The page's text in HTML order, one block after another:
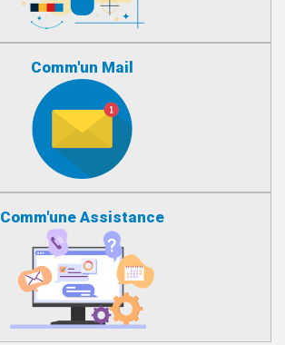
Comm'un Mail
Comm'une Assistance